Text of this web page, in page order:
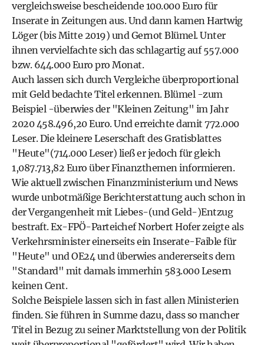
vergleichsweise bescheidende 100.000 Euro für
Inserate in Zeitungen aus. Und dann kamen Hartwig
Löger (bis Mitte 2019) und Gernot Blümel. Unter
ihnen vervielfachte sich das schlagartig auf 557.000
bzw. 644.000 Euro pro Monat.
Auch lassen sich durch Vergleiche überproportional
mit Geld bedachte Titel erkennen. Blümel -zum
Beispiel -überwies der "Kleinen Zeitung" im Jahr
2020 458.496,20 Euro. Und erreichte damit 772.000
Leser. Die kleinere Leserschaft des Gratisblattes
"Heute"(714.000 Leser) ließ er jedoch für gleich
1,087.713,82 Euro über Finanzthemen informieren.
Wie aktuell zwischen Finanzministerium und News
wurde unbotmäßige Berichterstattung auch schon in
der Vergangenheit mit Liebes-(und Geld-)Entzug
bestraft. Ex-FPÖ-Parteichef Norbert Hofer zeigte als
Verkehrsminister einerseits ein Inserate-Faible für
"Heute" und OE24 und überwies andererseits dem
"Standard" mit damals immerhin 583.000 Lesern
keinen Cent.
Solche Beispiele lassen sich in fast allen Ministerien
finden. Sie führen in Summe dazu, dass so mancher
Titel in Bezug zu seiner Marktstellung von der Politik